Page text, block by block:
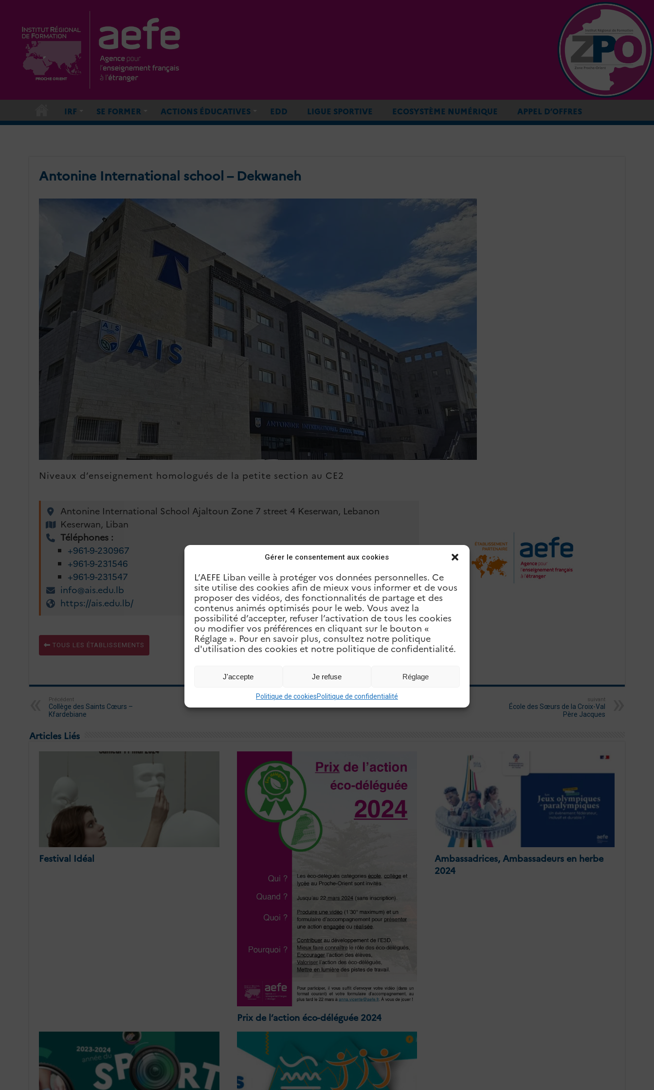
Gérer le consentement aux cookies
L’AEFE Liban veille à protéger vos données personnelles. Ce
site utilise des cookies afin de mieux vous informer et de vous
proposer des vidéos, des fonctionnalités de partage et des
contenus animés optimisés pour le web. Vous avez la
possibilité d’accepter, refuser l’activation de tous les cookies
ou modifier vos préférences en cliquant sur le bouton «
Réglage ». Pour en savoir plus, consultez notre politique
d'utilisation des cookies et notre politique de confidentialité.
J'accepte Je refuse Réglage
Politique de cookiesPolitique de confidentialité
IRF SE FORMER ACTIONS ÉDUCATIVES EDD LIGUE SPORTIVE ECOSYSTÈME NUMÉRIQUE APPEL D’OFFRES
Antonine International school – Dekwaneh
Niveaux d’enseignement homologués de la petite section au CE2
Antonine International School Ajaltoun Zone 7 street 4 Keserwan, Lebanon
Keserwan, Liban
Téléphones :
+961-9-230967
+961-9-231546
+961-9-231547
info@ais.edu.lb
https://ais.edu.lb/
TOUS LES ÉTABLISSEMENTS
Précédent
Collège des Saints Cœurs –
Kfardebiane
suivant
École des Sœurs de la Croix-Val
Père Jacques
Articles Liés
Festival Idéal
Prix de l’action éco-déléguée 2024
Ambassadrices, Ambassadeurs en herbe
2024